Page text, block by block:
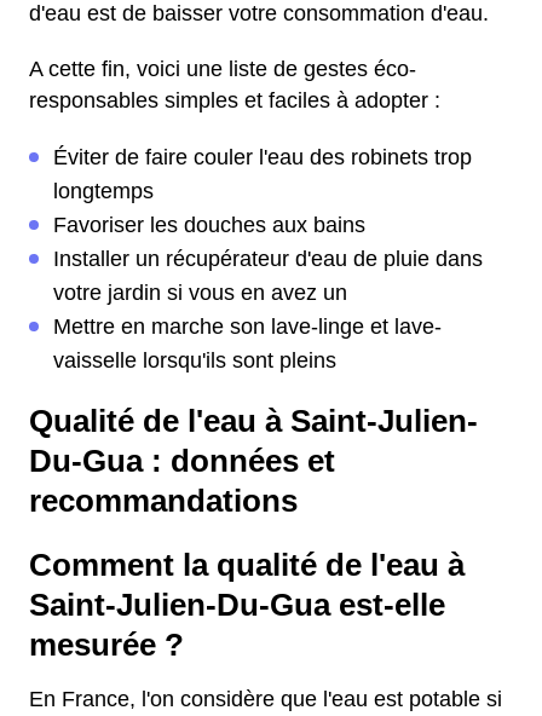
d'eau est de baisser votre consommation d'eau.
A cette fin, voici une liste de gestes éco-
responsables simples et faciles à adopter :
Éviter de faire couler l'eau des robinets trop
longtemps
Favoriser les douches aux bains
Installer un récupérateur d'eau de pluie dans
votre jardin si vous en avez un
Mettre en marche son lave-linge et lave-
vaisselle lorsqu'ils sont pleins
Qualité de l'eau à Saint-Julien-
Du-Gua : données et
recommandations
Comment la qualité de l'eau à
Saint-Julien-Du-Gua est-elle
mesurée ?
En France, l'on considère que l'eau est potable si